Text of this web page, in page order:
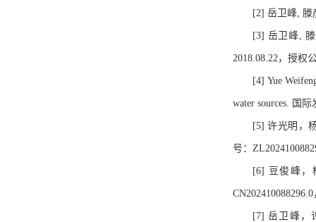
[2] 岳卫峰, 滕
[3] 岳卫峰,
2018.08.22，授权
[4] Yue
water sources. 国
[5] 许光明，
号：
[6] 豆俊峰，
[7] 岳卫峰，